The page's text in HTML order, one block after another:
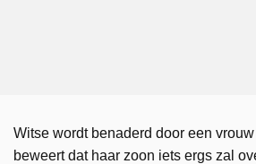
Witse wordt benaderd door een
beweert dat haar zoon iets ergs zal